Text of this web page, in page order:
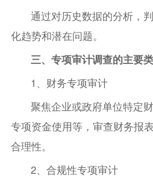
通过对历史数据的分析，
化趋势和潜在问题。
三、专项审计调查的主要
1、财务专项审计
聚焦企业或政府单位特定
专项资金使用等，审查财务报
合理性。
2、合规性专项审计